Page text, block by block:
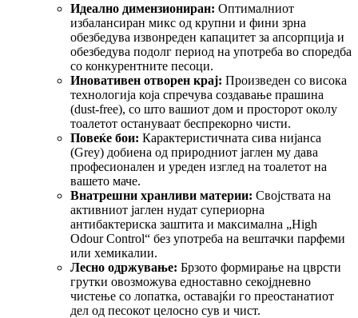
Идеално димензиониран: Оптималниот
избалансиран микс од крупни и фини зрна
обезбедува извонреден капацитет за апсорпција и
обезбедува подолг период на употреба во споредба
со конкурентните песоци.
Иновативен отворен крај: Произведен со висока
технологија која спречува создавање прашина
(dust-free), со што вашиот дом и просторот околу
тоалетот остануваат беспрекорно чисти.
Повеќе бои: Карактеристичната сива нијанса
(Grey) добиена од природниот јаглен му дава
професионален и уреден изглед на тоалетот на
вашето маче.
Внатрешни хранливи материи: Својствата на
активниот јаглен нудат супериорна
антибактериска заштита и максимална „High
Odour Control“ без употреба на вештачки парфеми
или хемикалии.
Лесно одржување: Брзото формирање на цврсти
грутки овозможува едноставно секојдневно
чистење со лопатка, оставајќи го преостанатиот
дел од песокот целосно сув и чист.